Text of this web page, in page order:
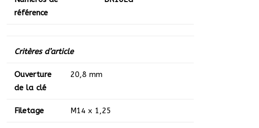
référence
Critères d’article
Ouverture
de la clé
20,8 mm
Filetage M14 x 1,25